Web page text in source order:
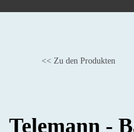
<< Zu den Produkten
Telemann -